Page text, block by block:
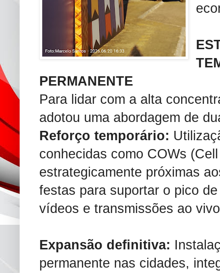
PERMANENTE
Para lidar com a alta
adotou uma abordagem de
Reforço temporário:
conhecidas como COWs
estrategicamente próximas
festas para suportar o pico
vídeos e transmissões ao
Expansão definitiva:
permanente nas cidades,